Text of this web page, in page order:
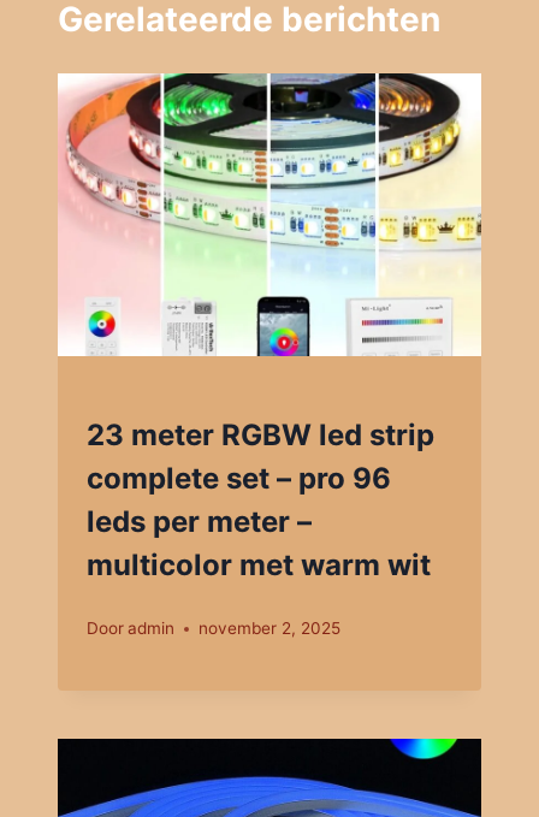
Gerelateerde berichten
23 meter RGBW led strip
complete set – pro 96
leds per meter –
multicolor met warm wit
Dooradmin november 2, 2025